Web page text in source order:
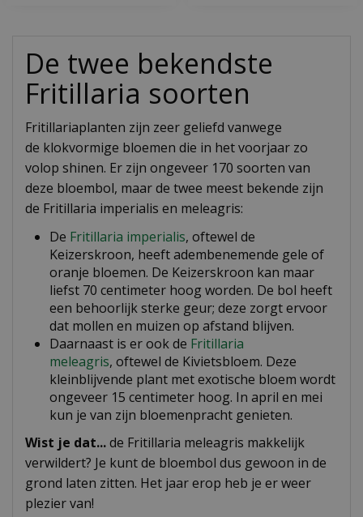
De twee bekendste
Fritillaria soorten
Fritillariaplanten zijn zeer geliefd vanwege
de klokvormige bloemen die in het voorjaar zo
volop shinen. Er zijn ongeveer 170 soorten van
deze bloembol, maar de twee meest bekende zijn
de Fritillaria imperialis en meleagris:
​De Fritillaria imperialis, oftewel de
Keizerskroon, heeft adembenemende gele of
oranje bloemen. De Keizerskroon kan maar
liefst 70 centimeter hoog worden. De bol heeft
een behoorlijk sterke geur; deze zorgt ervoor
dat mollen en muizen op afstand blijven.
Daarnaast is er ook de Fritillaria
meleagris, oftewel de Kivietsbloem. Deze
kleinblijvende plant met exotische bloem wordt
ongeveer 15 centimeter hoog. In april en mei
kun je van zijn bloemenpracht genieten.
Wist je dat...de Fritillaria meleagris makkelijk
verwildert? Je kunt de bloembol dus gewoon in de
grond laten zitten. Het jaar erop heb je er weer
plezier van!